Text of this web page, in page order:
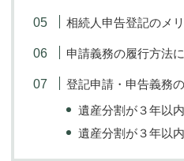
相続人申告登記のメ
申請義務の履行方法
登記申請・申告義務
遺産分割が３年以
遺産分割が３年以